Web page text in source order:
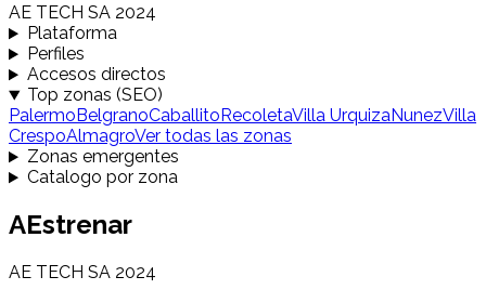
AE TECH SA 2024
Plataforma
Perfiles
Accesos directos
Top zonas (SEO)
Palermo BelgranoCaballito RecoletaVilla UrquizaNunezVilla
CrespoAlmagroVer todas las zonas
Zonas emergentes
Catalogo por zona
AEstrenar
AE TECH SA 2024